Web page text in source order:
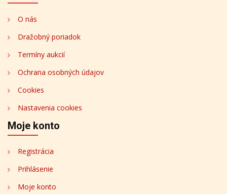
O nás
Dražobný poriadok
Termíny aukcií
Ochrana osobných údajov
Cookies
Nastavenia cookies
Moje konto
Registrácia
Prihlásenie
Moje konto